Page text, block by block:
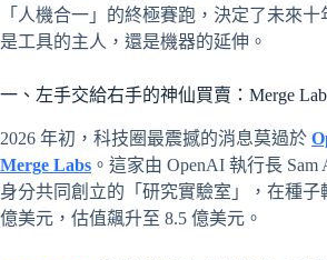
「人機合一」的終極賽跑，決定了未來
是工具的主人，還是機器的延伸。
一、左手交給右手的神仙買賣：Merge
2026 年初，科技圈最震撼的消息莫過於
Merge Labs 。這家由 OpenAI 執行長 Sam
身分共同創立的「研究實驗室」，在種子
億美元，估值飆升至 8.5 億美元。